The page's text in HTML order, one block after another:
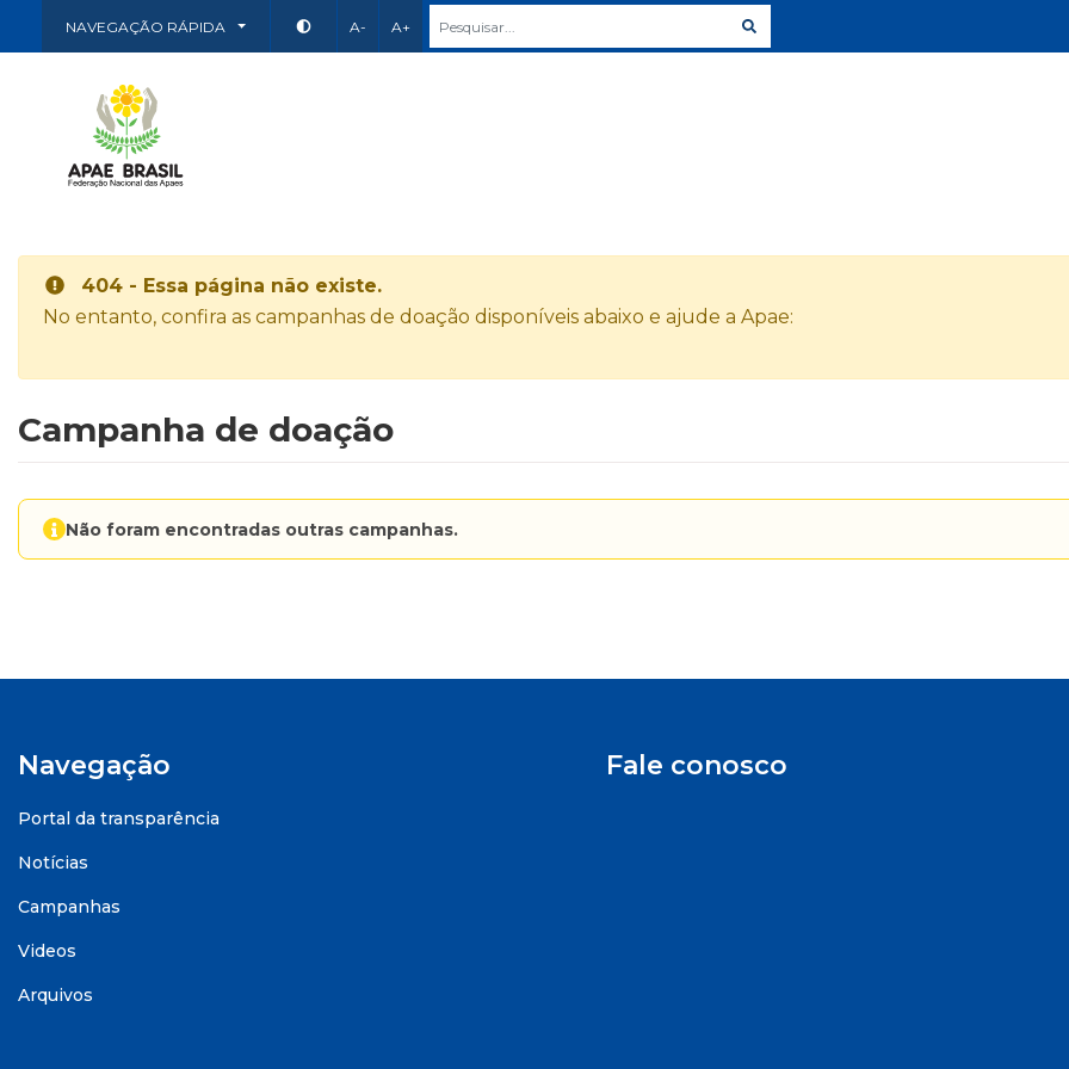
NAVEGAÇÃO RÁPIDA A- A+
404 - Essa página não existe.
No entanto, confira as campanhas de doação disponíveis abaixo e ajude a Apae:
Campanha de doação
Não foram encontradas outras campanhas.
Navegação
Portal da transparência
Notícias
Campanhas
Videos
Arquivos
Fale conosco